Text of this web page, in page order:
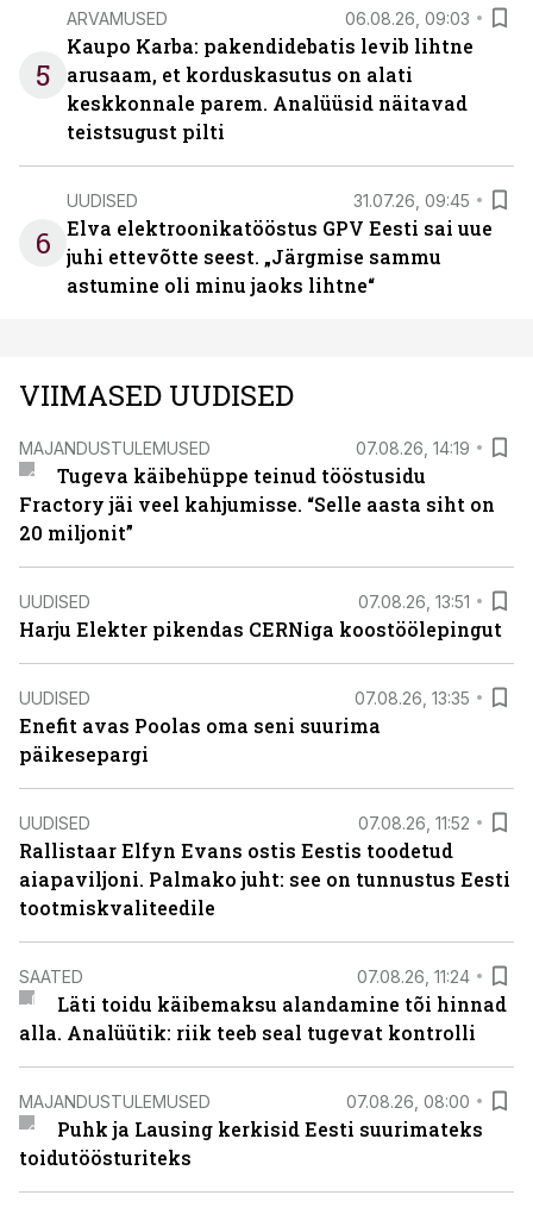
5
ARVAMUSED 06.08.26, 09:03
Kaupo Karba: pakendidebatis levib lihtne
arusaam, et korduskasutus on alati
keskkonnale parem. Analüüsid näitavad
teistsugust pilti
6
UUDISED 31.07.26, 09:45
Elva elektroonikatööstus GPV Eesti sai uue
juhi ettevõtte seest. „Järgmise sammu
astumine oli minu jaoks lihtne“
VIIMASED UUDISED
MAJANDUSTULEMUSED 07.08.26, 14:19
Tugeva käibehüppe teinud tööstusidu
Fractory jäi veel kahjumisse. “Selle aasta siht on
20 miljonit”
UUDISED 07.08.26, 13:51
Harju Elekter pikendas CERNiga koostöölepingut
UUDISED 07.08.26, 13:35
Enefit avas Poolas oma seni suurima
päikesepargi
UUDISED 07.08.26, 11:52
Rallistaar Elfyn Evans ostis Eestis toodetud
aiapaviljoni. Palmako juht: see on tunnustus Eesti
tootmiskvaliteedile
SAATED 07.08.26, 11:24
Läti toidu käibemaksu alandamine tõi hinnad
alla. Analüütik: riik teeb seal tugevat kontrolli
MAJANDUSTULEMUSED 07.08.26, 08:00
Puhk ja Lausing kerkisid Eesti suurimateks
toidutöösturiteks